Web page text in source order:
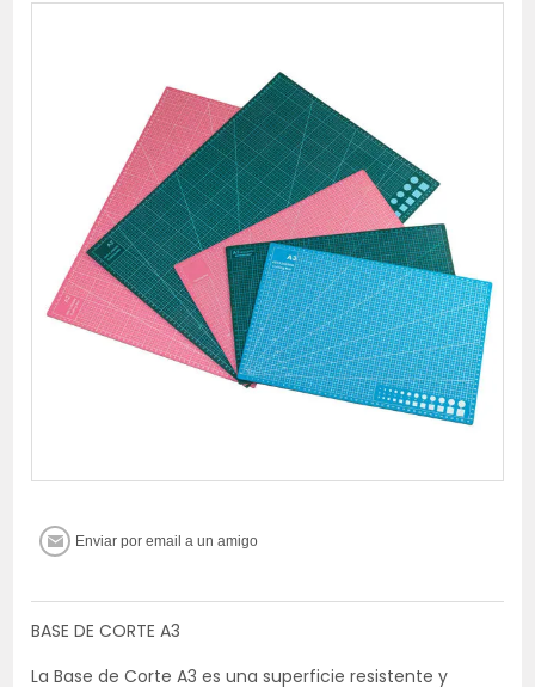
BASE DE CORTE A3
La Base de Corte A3 es una superficie resistente y